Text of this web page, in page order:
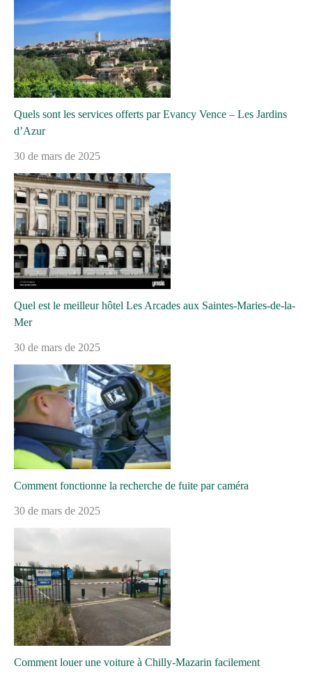
Quels sont les services offerts par Evancy Vence – Les Jardins
d’Azur
30 de mars de 2025
Quel est le meilleur hôtel Les Arcades aux Saintes-Maries-de-la-
Mer
30 de mars de 2025
Comment fonctionne la recherche de fuite par caméra
30 de mars de 2025
Comment louer une voiture à Chilly-Mazarin facilement